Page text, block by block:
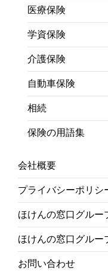
医療保険
学資保険
介護保険
自動車保険
相続
保険の用語集
会社概要
プライバシーポリシ
ほけんの窓口グルー
ほけんの窓口グルー
お問い合わせ